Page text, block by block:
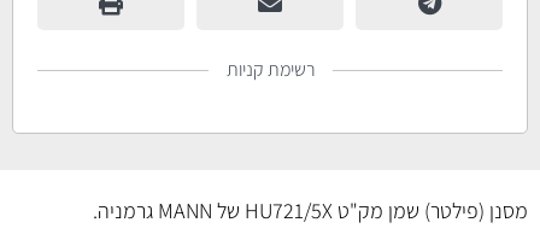
רשימת קניות
מסנן (פילטר) שמן מק"ט HU721/5X של MANN גרמניה.